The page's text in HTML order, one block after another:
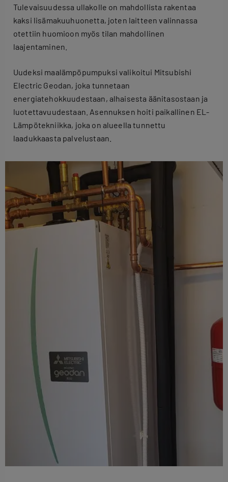
Tulevaisuudessa ullakolle on mahdollista rakentaa
kaksi lisämakuuhuonetta, joten laitteen valinnassa
otettiin huomioon myös tilan mahdollinen
laajentaminen.
Uudeksi maalämpöpumpuksi valikoitui Mitsubishi
Electric Geodan, joka tunnetaan
energiatehokkuudestaan, alhaisesta äänitasostaan ja
luotettavuudestaan. Asennuksen hoiti paikallinen EL-
Lämpötekniikka, joka on alueella tunnettu
laadukkaasta palvelustaan.